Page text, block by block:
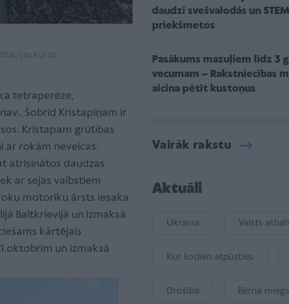
kurss.
tetraperēze,
Šobrīd Kristapiņam ir
Kristapam grūtības
ar rokām neveicas.
atrisinātos daudzas
ar sejas vaibstiem
motoriku ārsts iesaka
Baltkrievijā un izmaksā
kārtējais
un izmaksā
daudzi svešvalodās un STEM
priekšmetos
Pasākums mazuļiem līdz 3
vecumam – Rakstniecības
aicina pētīt kustoņus
Vairāk rakstu
Aktuāli
Ukraina Valsts
Kur šodien atpūsties
Drošība Bērna miegs